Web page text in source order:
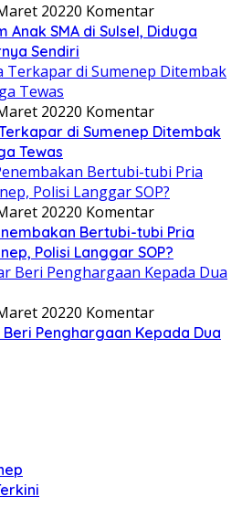
20220 Komentar
Anak SMA di Sulsel, Diduga
Sendiri
20220 Komentar
di Sumenep Ditembak
Tewas
20220 Komentar
Bertubi-tubi Pria
Polisi Langgar SOP?
20220 Komentar
Penghargaan Kepada Dua